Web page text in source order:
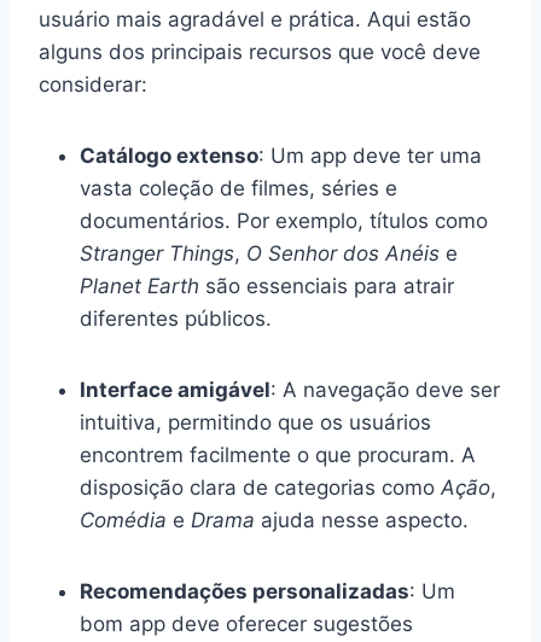
usuário mais agradável e prática. Aqui estão
alguns dos principais recursos que você deve
considerar:
Catálogo extenso: Um app deve ter uma
vasta coleção de filmes, séries e
documentários. Por exemplo, títulos como
Stranger Things, O Senhor dos Anéis e
Planet Earth são essenciais para atrair
diferentes públicos.
Interface amigável: A navegação deve ser
intuitiva, permitindo que os usuários
encontrem facilmente o que procuram. A
disposição clara de categorias como Ação,
Comédia e Drama ajuda nesse aspecto.
Recomendações personalizadas: Um
bom app deve oferecer sugestões